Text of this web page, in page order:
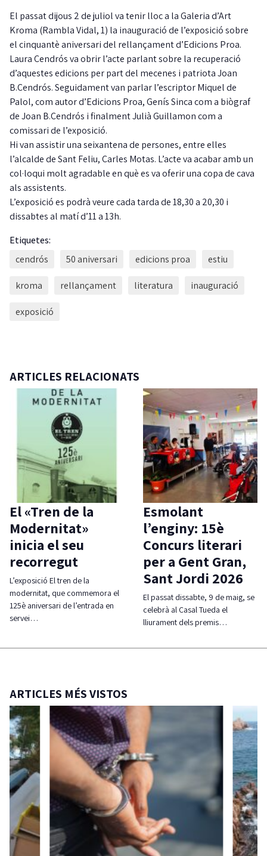
El passat dijous 2 de juliol va tenir lloc a la Galeria d’Art
Kroma (Rambla Vidal, 1) la inauguració de l’exposició sobre
el cinquantè aniversari del rellançament d’Edicions Proa.
Laura Cendrós va obrir l’acte parlant sobre la recuperació
d’aquestes edicions per part del mecenes i patriota Joan
B.Cendrós. Seguidament van parlar l’escriptor Miquel de
Palol, com autor d’Edicions Proa, Genís Sinca com a biògraf
de Joan B.Cendrós i finalment Julià Guillamon com a
comissari de l’exposició.
Hi van assistir una seixantena de persones, entre elles
l’alcalde de Sant Feliu, Carles Motas. L’acte va acabar amb un
col·loqui molt agradable en què es va oferir una copa de cava
als assistents.
L’exposició es podrà veure cada tarda de 18,30 a 20,30 i
dissabtes al matí d’11 a 13h.
Etiquetes:
cendrós
50 aniversari edicions proa estiu
kroma rellançament literatura inauguració
exposició
ARTICLES RELACIONATS
El «Tren de la
Modernitat»
inicia el seu
recorregut
L’exposició El tren de la
modernitat, que commemora el
125è aniversari de l’entrada en
servei…
Esmolant
l’enginy: 15è
Concurs literari
per a Gent Gran,
Sant Jordi 2026
El passat dissabte, 9 de maig, se
celebrà al Casal Tueda el
lliurament dels premis…
ARTICLES MÉS VISTOS